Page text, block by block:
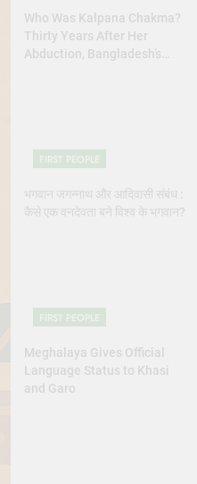
Who Was Kalpana Chakma?
Thirty Years After Her
Abduction, Bangladesh’s
FIRST PEOPLE
भगवान जगन्नाथ और आदिवासी संबंध :
कैसे एक वनदेवता बने विश्व के भगवान?
FIRST PEOPLE
Meghalaya Gives Official
Language Status to Khasi
and Garo